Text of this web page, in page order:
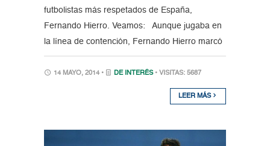
futbolistas más respetados de España,
Fernando Hierro. Veamos: Aunque jugaba en
la línea de contención, Fernando Hierro marcó
14 MAYO, 2014 • DE INTERÉS • VISITAS: 5687
LEER MÁS